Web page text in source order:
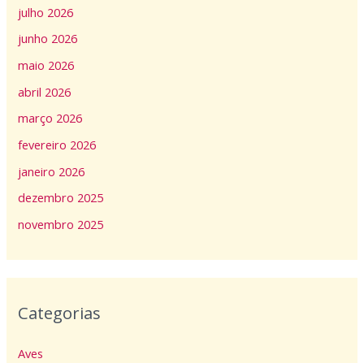
julho 2026
junho 2026
maio 2026
abril 2026
março 2026
fevereiro 2026
janeiro 2026
dezembro 2025
novembro 2025
Categorias
Aves